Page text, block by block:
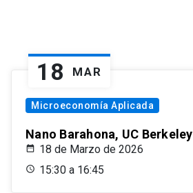
18 MAR
Microeconomía Aplicada
Nano Barahona, UC Berkeley
18 de Marzo de 2026
15:30 a 16:45